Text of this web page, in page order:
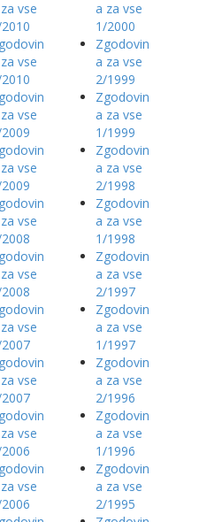
vse
vse
vse
vse
vse
vse
vse
vse
vse
vse
a za vse
1/2000
Zgodovin
a za vse
2/1999
Zgodovin
a za vse
1/1999
Zgodovin
a za vse
2/1998
Zgodovin
a za vse
1/1998
Zgodovin
a za vse
2/1997
Zgodovin
a za vse
1/1997
Zgodovin
a za vse
2/1996
Zgodovin
a za vse
1/1996
Zgodovin
a za vse
2/1995